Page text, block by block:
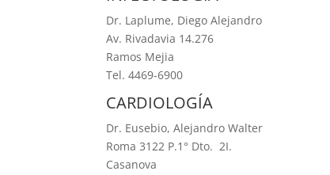
Dr. Laplume, Diego Alejandro
Av. Rivadavia 14.276
Ramos Mejia
Tel. 4469-6900
CARDIOLOGÍA
Dr. Eusebio, Alejandro Walter
Roma 3122 P.1° Dto. 2I.
Casanova